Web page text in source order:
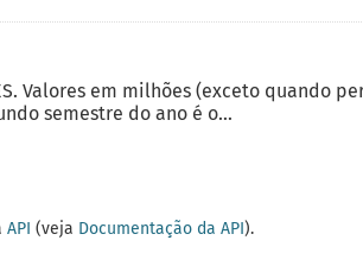
Valores em milhões (exceto quando
semestre do ano é o...
API (veja Documentação da API).